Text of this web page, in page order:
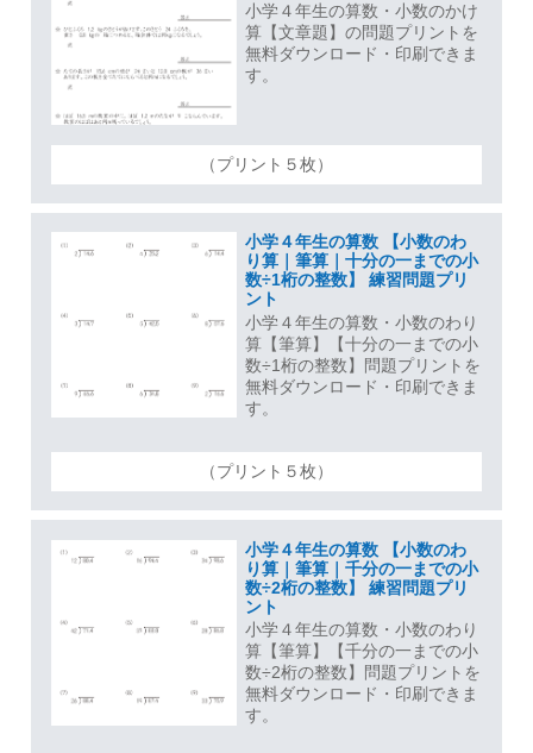
小学４年生の算数・小数のかけ
算【文章題】の問題プリントを
無料ダウンロード・印刷できま
す。
（プリント５枚）
小学４年生の算数 【小数のわ
り算｜筆算｜十分の一までの小
数÷1桁の整数】 練習問題プリ
ント
小学４年生の算数・小数のわり
算【筆算】【十分の一までの小
数÷1桁の整数】問題プリントを
無料ダウンロード・印刷できま
す。
（プリント５枚）
小学４年生の算数 【小数のわ
り算｜筆算｜千分の一までの小
数÷2桁の整数】 練習問題プリ
ント
小学４年生の算数・小数のわり
算【筆算】【千分の一までの小
数÷2桁の整数】問題プリントを
無料ダウンロード・印刷できま
す。